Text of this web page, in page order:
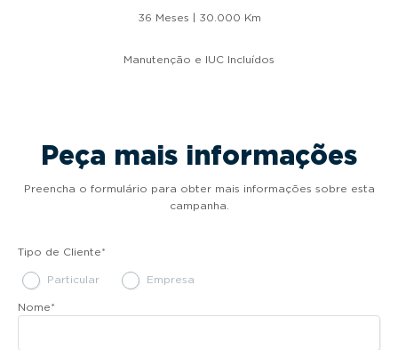
36 Meses | 30.000 Km
Manutenção e IUC Incluídos
Peça mais informações
Preencha o formulário para obter mais informações sobre esta
campanha.
Tipo de Cliente*
Particular Empresa
Nome*